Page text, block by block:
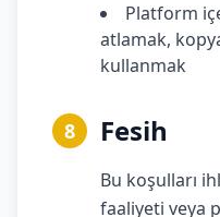
Platform
atlamak,
kullanmak
8 Fesih
Bu koşulları
faaliyeti veya